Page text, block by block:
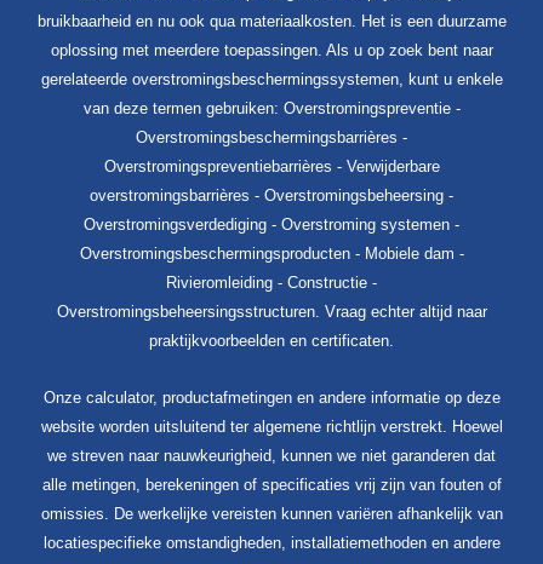
bruikbaarheid en nu ook qua materiaalkosten. Het is een duurzame
oplossing met meerdere toepassingen. Als u op zoek bent naar
gerelateerde overstromingsbeschermingssystemen, kunt u enkele
van deze termen gebruiken: Overstromingspreventie -
Overstromingsbeschermingsbarrières -
Overstromingspreventiebarrières - Verwijderbare
overstromingsbarrières - Overstromingsbeheersing -
Overstromingsverdediging - Overstroming systemen -
Overstromingsbeschermingsproducten - Mobiele dam -
Rivieromleiding - Constructie -
Overstromingsbeheersingsstructuren. Vraag echter altijd naar
praktijkvoorbeelden en certificaten.
Onze calculator, productafmetingen en andere informatie op deze
website worden uitsluitend ter algemene richtlijn verstrekt. Hoewel
we streven naar nauwkeurigheid, kunnen we niet garanderen dat
alle metingen, berekeningen of specificaties vrij zijn van fouten of
omissies. De werkelijke vereisten kunnen variëren afhankelijk van
locatiespecifieke omstandigheden, installatiemethoden en andere